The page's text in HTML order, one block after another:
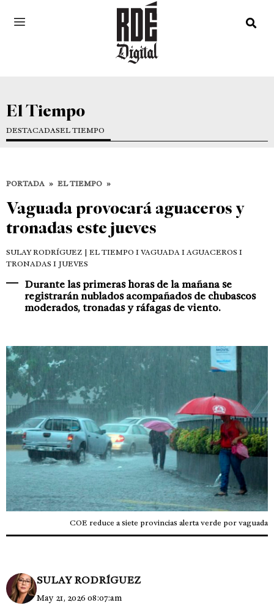
El Tiempo
DESTACADASEL TIEMPO
PORTADA » EL TIEMPO »
Vaguada provocará aguaceros y
tronadas este jueves
SULAY RODRÍGUEZ | EL TIEMPO I VAGUADA I AGUACEROS I
TRONADAS I JUEVES
Durante las primeras horas de la mañana se
registrarán nublados acompañados de chubascos
moderados, tronadas y ráfagas de viento.
COE reduce a siete provincias alerta verde por vaguada
SULAY RODRÍGUEZ
May 21, 2026 08:07:am